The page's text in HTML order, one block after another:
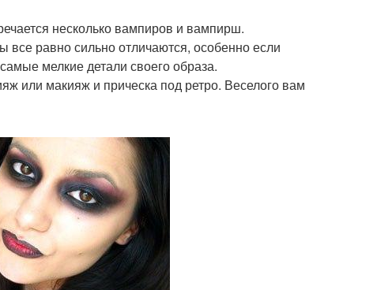
несколько вампиров и вампирш.
все равно сильно отличаются, особенно если
мелкие детали своего образа.
или макияж и прическа под ретро. Веселого вам